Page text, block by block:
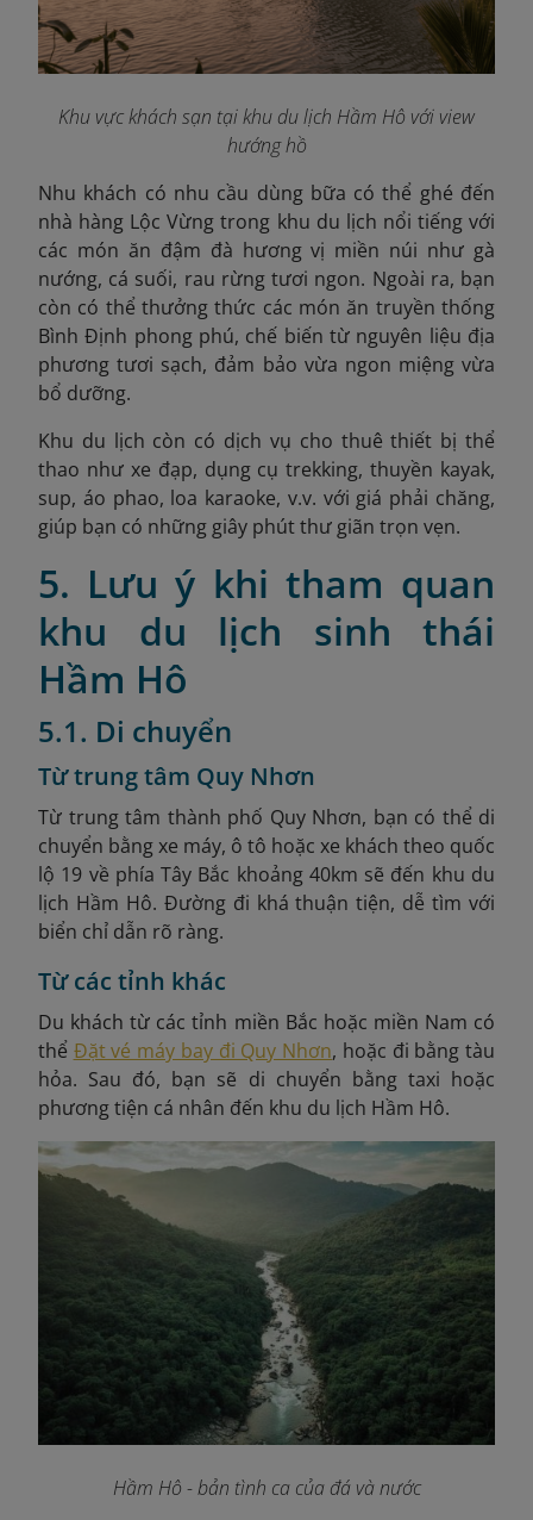
Khu vực khách sạn tại khu du lịch Hầm Hô với view
hướng hồ
Nhu khách có nhu cầu dùng bữa có thể ghé đến
nhà hàng Lộc Vừng trong khu du lịch nổi tiếng với
các món ăn đậm đà hương vị miền núi như gà
nướng, cá suối, rau rừng tươi ngon. Ngoài ra, bạn
còn có thể thưởng thức các món ăn truyền thống
Bình Định phong phú, chế biến từ nguyên liệu địa
phương tươi sạch, đảm bảo vừa ngon miệng vừa
bổ dưỡng.
Khu du lịch còn có dịch vụ cho thuê thiết bị thể
thao như xe đạp, dụng cụ trekking, thuyền kayak,
sup, áo phao, loa karaoke, v.v. với giá phải chăng,
giúp bạn có những giây phút thư giãn trọn vẹn.
5. Lưu ý khi tham quan
khu du lịch sinh thái
Hầm Hô
5.1. Di chuyển
Từ trung tâm Quy Nhơn
Từ trung tâm thành phố Quy Nhơn, bạn có thể di
chuyển bằng xe máy, ô tô hoặc xe khách theo quốc
lộ 19 về phía Tây Bắc khoảng 40km sẽ đến khu du
lịch Hầm Hô. Đường đi khá thuận tiện, dễ tìm với
biển chỉ dẫn rõ ràng.
Từ các tỉnh khác
Du khách từ các tỉnh miền Bắc hoặc miền Nam có
thể Đặt vé máy bay đi Quy Nhơn, hoặc đi bằng tàu
hỏa. Sau đó, bạn sẽ di chuyển bằng taxi hoặc
phương tiện cá nhân đến khu du lịch Hầm Hô.
Hầm Hô - bản tình ca của đá và nước